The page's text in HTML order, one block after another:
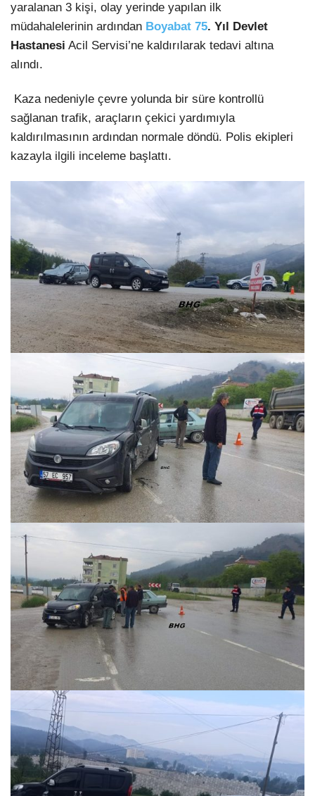
yaralanan 3 kişi, olay yerinde yapılan ilk
müdahalelerinin ardından Boyabat 75. Yıl Devlet
Hastanesi Acil Servisi’ne kaldırılarak tedavi altına
alındı.
Kaza nedeniyle çevre yolunda bir süre kontrollü
sağlanan trafik, araçların çekici yardımıyla
kaldırılmasının ardından normale döndü. Polis ekipleri
kazayla ilgili inceleme başlattı.